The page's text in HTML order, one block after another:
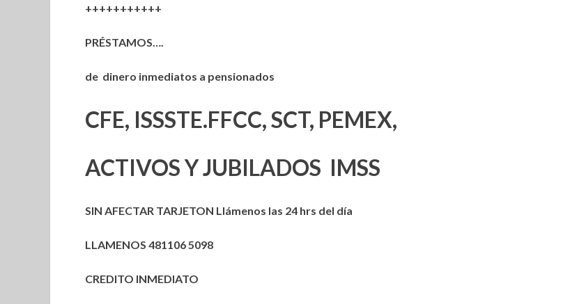
+++++++++++
PRÉSTAMOS….
de dinero inmediatos a pensionados
CFE, ISSSTE.FFCC, SCT, PEMEX,
ACTIVOS Y JUBILADOS IMSS
SIN AFECTAR TARJETON Llámenos las 24 hrs del día
LLAMENOS 481106 5098
CREDITO INMEDIATO